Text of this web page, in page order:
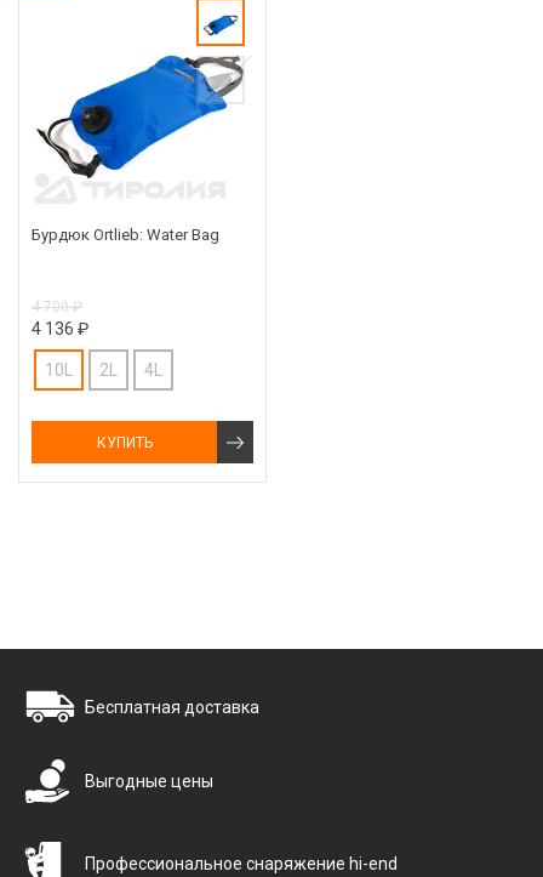
Бурдюк Ortlieb: Water Bag
4 700 ₽
4 136 ₽
10L 2L 4L
КУПИТЬ
Бесплатная доставка
Выгодные цены
Профессиональное снаряжение hi-end